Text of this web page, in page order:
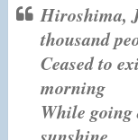
Hiroshima,
thousand
Ceased to
morning
While going